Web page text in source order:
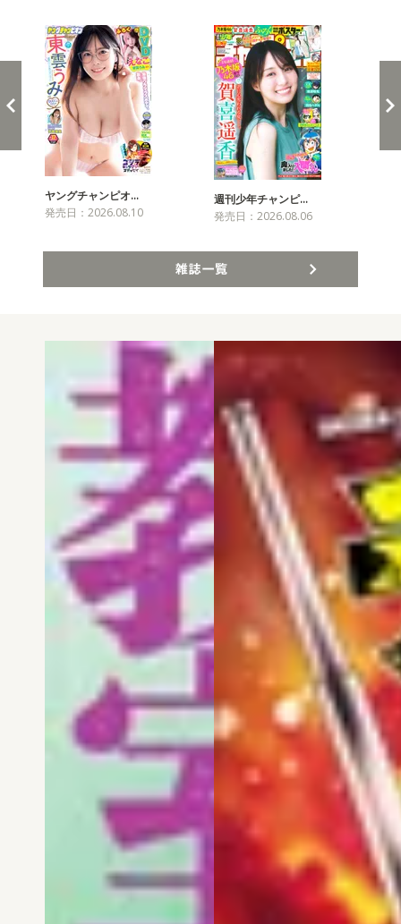
ヤングチャンピオ…
発売日：2026.08.10
週刊少年チャンピ…
発売日：2026.08.06